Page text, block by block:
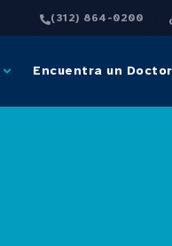
(312) 864-0200
Encuentra un Doctor